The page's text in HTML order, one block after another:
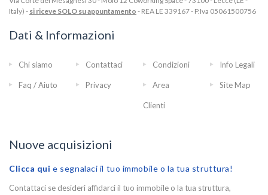
Italy) - si riceve SOLO su appuntamento - REA LE 339167 - P.Iva 05061500756
Dati & Informazioni
Chi siamo Contattaci Condizioni Info Legali
Faq / Aiuto Privacy Area
Clienti
Site Map
Nuove acquisizioni
Clicca qui e segnalaci il tuo immobile o la tua struttura!
Contattaci se desideri affidarci il tuo immobile o la tua struttura,